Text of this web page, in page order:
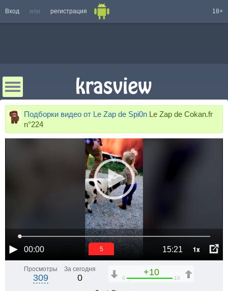
Вход или регистрация 18+
Подборки видео от Le Zap de Spi0n Le Zap de Cokan.fr
n°224
00:00 15:21 1x
5
Просмотры
309
За сегодня
0
+10
0 10